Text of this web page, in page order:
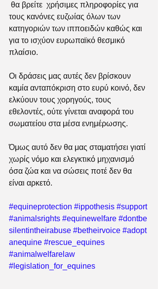
θα βρείτε  χρήσιμες πληροφορίες για
τους κανόνες ευζωίας όλων των
κατηγοριών των ιπποειδών καθώς και
για το ισχύον ευρωπαϊκό θεσμικό
πλαίσιο.
Οι δράσεις μας αυτές δεν βρίσκουν
καμία ανταπόκριση στο ευρύ κοινό, δεν
ελκύουν τους χορηγούς, τους
εθελοντές, ούτε γίνεται αναφορά του
σωματείου στα μέσα ενημέρωσης.
Όμως αυτό δεν θα μας σταματήσει γιατί
χωρίς νόμο και ελεγκτικό μηχανισμό
όσα ζώα και να σώσεις ποτέ δεν θα
είναι αρκετό.
#equineprotection #ippothesis #support
#animalsrights #equinewelfare #dontbe
silentintheirabuse #betheirvoice #adopt
anequine #rescue_equines
#animalwelfarelaw
#legislation_for_equines